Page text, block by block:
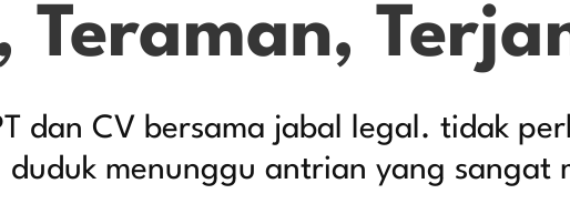
Teraman,
dan CV bersama jabal legal. tidak
menunggu antrian yang sangat